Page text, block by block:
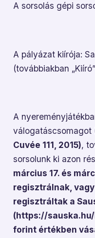
A sorsolás gépi
A pályázat kiírója:
(továbbiakban
A
válogatáscsomagot
Cuvée 111, 2015),
sorsolunk ki azon
március 17. és
regisztrálnak,
regisztráltak a
(https://
forint értékben